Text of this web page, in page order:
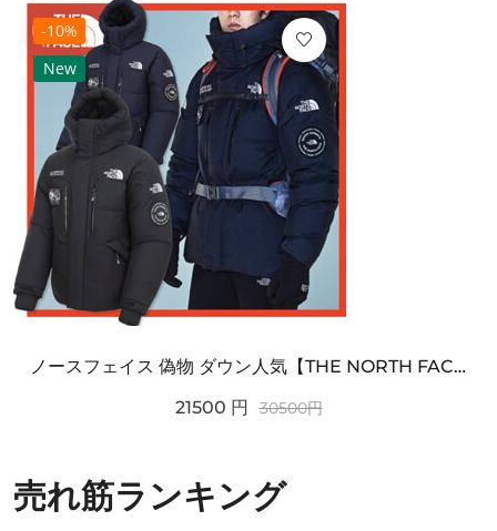
-10%
New
ノースフェイス 偽物 ダウン人気【THE NORTH FACE】M'S 7 SUMMIT HIM...
21500 円 30500円
売れ筋ランキング